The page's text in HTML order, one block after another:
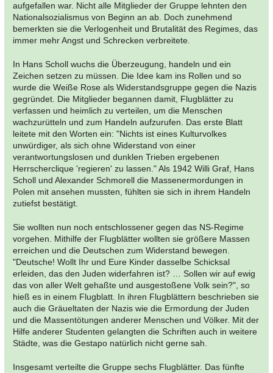
aufgefallen war. Nicht alle Mitglieder der Gruppe lehnten den
Nationalsozialismus von Beginn an ab. Doch zunehmend
bemerkten sie die Verlogenheit und Brutalität des Regimes, das
immer mehr Angst und Schrecken verbreitete.
In Hans Scholl wuchs die Überzeugung, handeln und ein
Zeichen setzen zu müssen. Die Idee kam ins Rollen und so
wurde die Weiße Rose als Widerstandsgruppe gegen die Nazis
gegründet. Die Mitglieder begannen damit, Flugblätter zu
verfassen und heimlich zu verteilen, um die Menschen
wachzurütteln und zum Handeln aufzurufen. Das erste Blatt
leitete mit den Worten ein: "Nichts ist eines Kulturvolkes
unwürdiger, als sich ohne Widerstand von einer
verantwortungslosen und dunklen Trieben ergebenen
Herrscherclique 'regieren' zu lassen." Als 1942 Willi Graf, Hans
Scholl und Alexander Schmorell die Massenermordungen in
Polen mit ansehen mussten, fühlten sie sich in ihrem Handeln
zutiefst bestätigt.
Sie wollten nun noch entschlossener gegen das NS-Regime
vorgehen. Mithilfe der Flugblätter wollten sie größere Massen
erreichen und die Deutschen zum Widerstand bewegen.
"Deutsche! Wollt Ihr und Eure Kinder dasselbe Schicksal
erleiden, das den Juden widerfahren ist? … Sollen wir auf ewig
das von aller Welt gehaßte und ausgestoßene Volk sein?", so
hieß es in einem Flugblatt. In ihren Flugblättern beschrieben sie
auch die Gräueltaten der Nazis wie die Ermordung der Juden
und die Massentötungen anderer Menschen und Völker. Mit der
Hilfe anderer Studenten gelangten die Schriften auch in weitere
Städte, was die Gestapo natürlich nicht gerne sah.
Insgesamt verteilte die Gruppe sechs Flugblätter. Das fünfte